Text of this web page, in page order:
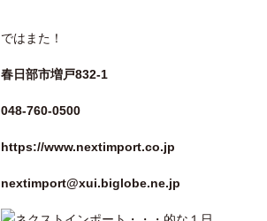
ではまた！
春日部市増戸832-1
048-760-0500
https://www.nextimport.co.jp
nextimport@xui.biglobe.ne.jp